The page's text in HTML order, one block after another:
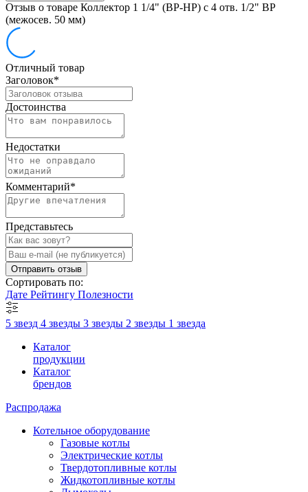
Отзыв о товаре Коллектор 1 1/4" (ВР-НР) с 4 отв. 1/2" ВР
(межосев. 50 мм)
Отличный товар
Заголовок*
Достоинства
Недостатки
Комментарий*
Представьтесь
Отправить отзыв
Сортировать по:
Дате Рейтингу Полезности
5 звезд 4 звезды 3 звезды 2 звезды 1 звезда
Каталог
продукции
Каталог
брендов
Распродажа
Котельное оборудование
Газовые котлы
Электрические котлы
Твердотопливные котлы
Жидкотопливные котлы